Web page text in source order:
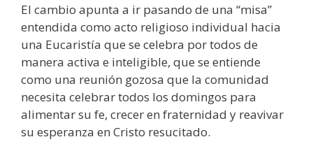
El cambio apunta a ir pasando de una “misa”
entendida como acto religioso individual hacia
una Eucaristía que se celebra por todos de
manera activa e inteligible, que se entiende
como una reunión gozosa que la comunidad
necesita celebrar todos los domingos para
alimentar su fe, crecer en fraternidad y reavivar
su esperanza en Cristo resucitado.